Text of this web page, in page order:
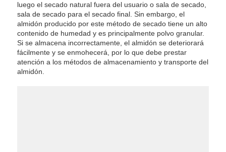
luego el secado natural fuera del usuario o sala de secado,
sala de secado para el secado final. Sin embargo, el
almidón producido por este método de secado tiene un alto
contenido de humedad y es principalmente polvo granular.
Si se almacena incorrectamente, el almidón se deteriorará
fácilmente y se enmohecerá, por lo que debe prestar
atención a los métodos de almacenamiento y transporte del
almidón.